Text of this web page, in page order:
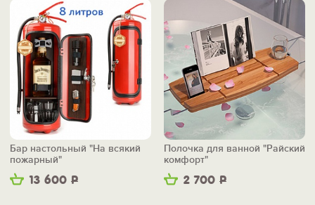
13 600 Р
Бар настольный "На всякий
пожарный"
2 700 Р
Полочка для ванной "Райский
комфорт"